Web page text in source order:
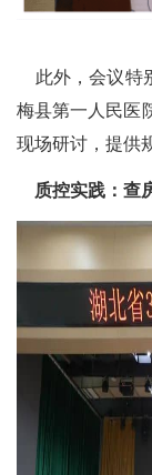
此外，会议特
梅县第一人民医
现场研讨，提供
质控实践：查